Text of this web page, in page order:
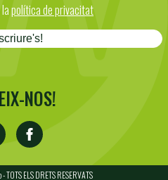
política de privacitat
NOS!
ELS DRETS RESERVATS